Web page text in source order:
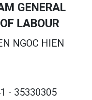
GENERAL
LABOUR
NGOC HIEN
- 35330305